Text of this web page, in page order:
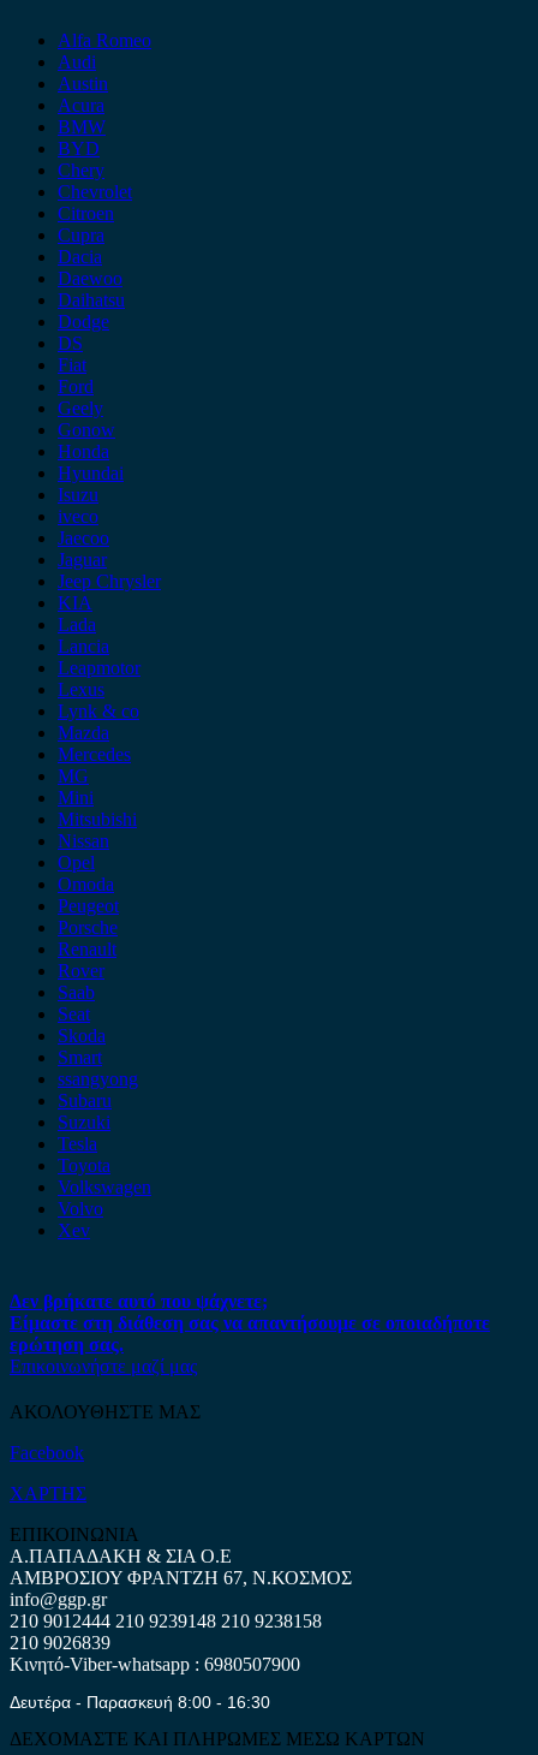
Alfa Romeo
Audi
Austin
Acura
BMW
BYD
Chery
Chevrolet
Citroen
Cupra
Dacia
Daewoo
Daihatsu
Dodge
DS
Fiat
Ford
Geely
Gonow
Honda
Hyundai
Isuzu
iveco
Jaecoo
Jaguar
Jeep Chrysler
KIA
Lada
Lancia
Leapmotor
Lexus
Lynk & co
Mazda
Mercedes
MG
Mini
Mitsubishi
Nissan
Opel
Omoda
Peugeot
Porsche
Renault
Rover
Saab
Seat
Skoda
Smart
ssangyong
Subaru
Suzuki
Tesla
Toyota
Volkswagen
Volvo
Xev
Δεν βρήκατε αυτό που ψάχνετε;
Είμαστε στη διάθεση σας να απαντήσουμε σε οποιαδήποτε
ερώτηση σας.
Επικοινωνήστε μαζί μας
ΑΚΟΛΟΥΘΗΣΤΕ ΜΑΣ
Facebook
ΧΑΡΤΗΣ
ΕΠΙΚΟΙΝΩΝΙΑ
Α.ΠΑΠΑΔΑΚΗ & ΣΙΑ Ο.Ε
ΑΜΒΡΟΣΙΟΥ ΦΡΑΝΤΖΗ 67, Ν.ΚΟΣΜΟΣ
info@ggp.gr
210 9012444 210 9239148 210 9238158
210 9026839
Κινητό-Viber-whatsapp : 6980507900
Δευτέρα - Παρασκευή 8:00 - 16:30
ΔΕΧΟΜΑΣΤΕ ΚΑΙ ΠΛΗΡΩΜΕΣ ΜΕΣΩ ΚΑΡΤΩΝ